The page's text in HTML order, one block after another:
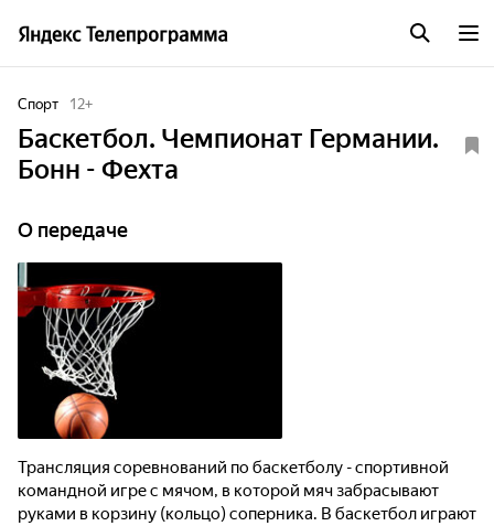
Спорт 12+
Баскетбол. Чемпионат Германии.
Бонн - Фехта
О передаче
Трансляция соревнований по баскетболу - спортивной
командной игре с мячом, в которой мяч забрасывают
руками в корзину (кольцо) соперника. В баскетбол играют